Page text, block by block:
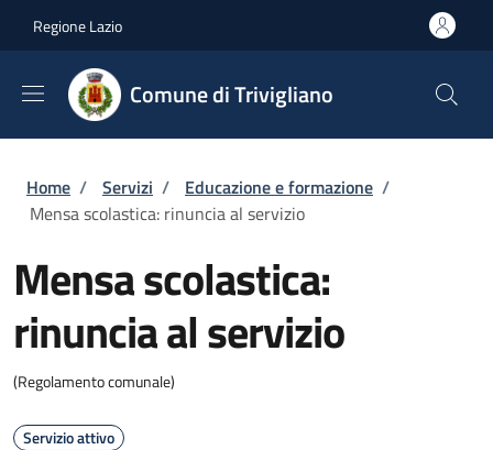
Regione Lazio
Comune di Trivigliano
Briciole di pane
Home / Servizi / Educazione e formazione /
Mensa scolastica: rinuncia al servizio
Mensa scolastica:
rinuncia al servizio
(Regolamento comunale)
Servizio attivo